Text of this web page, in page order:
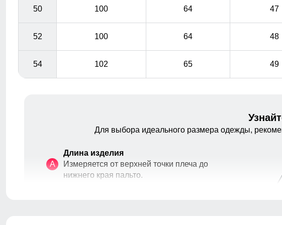
50 100 64 47
52 100 64 48
54 102 65 49
Для выбора идеального размера одежды,
A
Длина изделия
Измеряется от верхней точки плеча до
нижнего края пальто.